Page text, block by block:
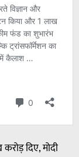
दिए, मोदी